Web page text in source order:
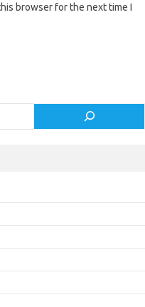
browser for the next time I